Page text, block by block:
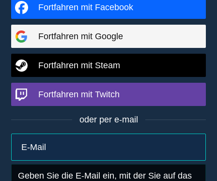
Fortfahren mit Facebook
Fortfahren mit Google
Fortfahren mit Steam
Fortfahren mit Twitch
oder per e-mail
Geben Sie die E-Mail ein, mit der Sie auf das